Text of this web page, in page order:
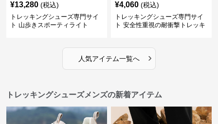
¥13,280 (税込)
トレッキングシューズ専門サイ
ト 山歩きスポーティライト
¥4,060 (税込)
トレッキングシューズ専門サイ
ト 安全性重視の耐衝撃トレッキ
人気アイテム一覧へ ›
トレッキングシューズメンズの新着アイテム